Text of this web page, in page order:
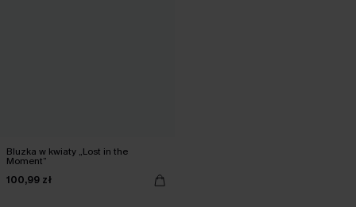
Bluzka w kwiaty „Lost in the
Moment”
100,99 zł